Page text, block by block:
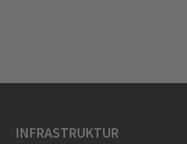
INFRASTRUKTUR